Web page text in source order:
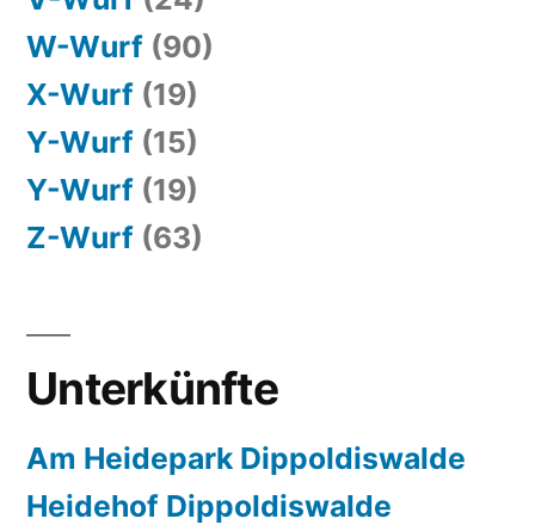
W-Wurf (90)
X-Wurf (19)
Y-Wurf (15)
Y-Wurf (19)
Z-Wurf (63)
Unterkünfte
Am Heidepark Dippoldiswalde
Heidehof Dippoldiswalde